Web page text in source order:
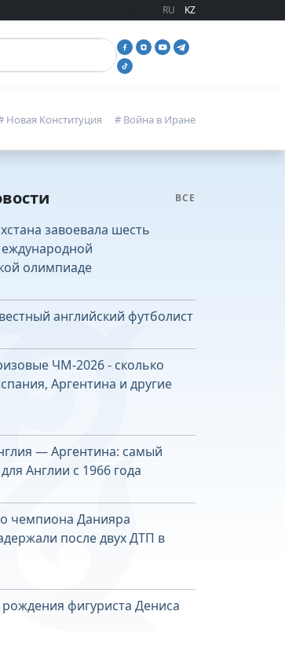
RU KZ
Новая Конституция # Война в Иране
ВСЕ
завоевала шесть
олимпиаде
английский футболист
ЧМ-2026 - сколько
Аргентина и другие
— Аргентина: самый
Англии с 1966 года
чемпиона Данияра
после двух ДТП в
фигуриста Дениса